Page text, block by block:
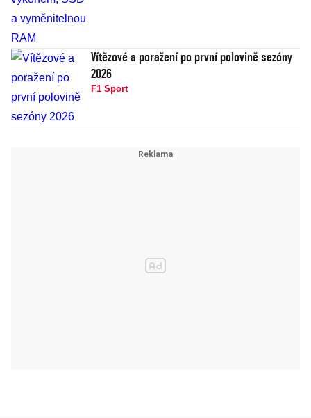
Vítězové a poražení po první polovině sezóny
2026
F1 Sport